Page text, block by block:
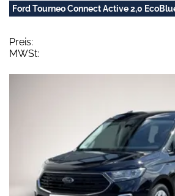
Ford Tourneo Connect Active 2,0
Preis:
MWSt: